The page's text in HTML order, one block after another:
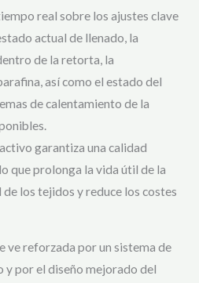
real sobre los ajustes clave
actual de llenado, la
de la retorta, la
así como el estado del
de calentamiento de la
garantiza una calidad
que prolonga la vida útil de la
los tejidos y reduce los costes
ve reforzada por un sistema de
por el diseño mejorado del